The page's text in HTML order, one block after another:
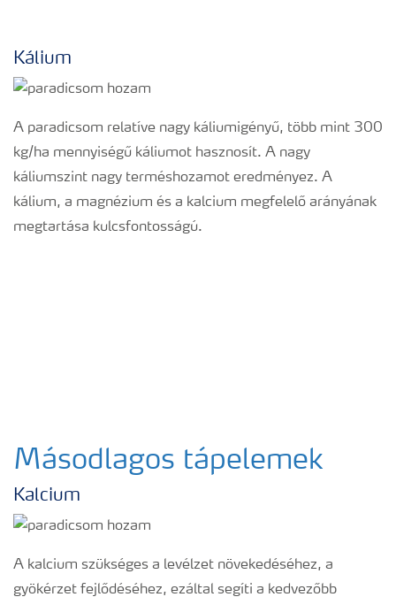
Kálium
A paradicsom relatíve nagy káliumigényű, több mint 300
kg/ha mennyiségű káliumot hasznosít. A nagy
káliumszint nagy terméshozamot eredményez. A
kálium, a magnézium és a kalcium megfelelő arányának
megtartása kulcsfontosságú.
Másodlagos tápelemek
Kalcium
A kalcium szükséges a levélzet növekedéséhez, a
gyökérzet fejlődéséhez, ezáltal segíti a kedvezőbb